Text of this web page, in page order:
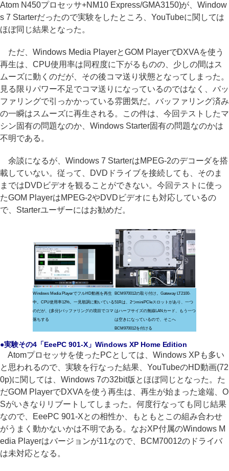
Atom N450プロセッサ+NM10 Express/GMA3150)が、Window
s 7 Starterだったので実験をしたところ、YouTubeに関しては
ほぼ同じ結果となった。
ただ、Windows Media PlayerとGOM PlayerでDXVAを使う
再生は、CPU使用率は同程度に下がるものの、少しの間はス
ムーズに動くのだが、その後コマ送り状態となってしまった。
見る限りパワー不足でコマ送りになっているのではなく、バッ
ファリングで引っかかっている雰囲気だ。バッファリング済み
の一瞬はスムーズに再生される。この件は、今回テストしたマ
シン固有の問題なのか、Windows Starter固有の問題なのかは
不明である。
余談になるが、Windows 7 StarterはMPEG-2のデコーダを搭
載していない。従って、DVDドライブを接続しても、そのま
まではDVDビデオを観ることができない。今回テストに使っ
たGOM PlayerはMPEG-2やDVDビデオにも対応しているの
で、Starterユーザーにはお勧めだ。
Windows Media PlayerでフルHD動画を再生
中。CPU使用率12%。一見順調に動いている
のだが、(多分)バッファリングの境目でコマ
落ちする
BCM970012の取り付け。Gateway LT2100-
51Rは、2つminiPCIeスロットがあり、一つ
はハーフサイズの無線LANカード、もう一つ
は空きになっているので、そこへ
BCM970012を付ける
●実験その4「EeePC 901-X」Windows XP Home Edition
Atomプロセッサを使ったPCとしては、Windows XPも多い
と思われるので、実験を行なった結果、YouTubeのHD動画(72
0p)に関しては、Windows 7の32bit版とほぼ同じとなった。た
だGOM PlayerでDXVAを使う再生は、再生が始まった途端、O
Sがいきなりリブートしてしまった。何度行なっても同じ結果
なので、EeePC 901-Xとの相性か、もともとこの組み合わせ
がうまく動かないかは不明である。なおXP付属のWindows M
edia Playerはバージョンが11なので、BCM70012のドライバ
は未対応となる。